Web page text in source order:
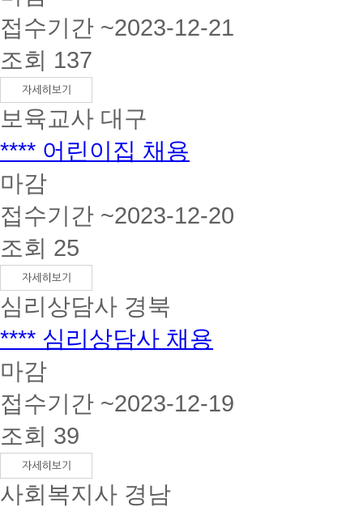
접수기간 ~2023-12-21
조회 137
보육교사 대구
**** 어린이집 채용
마감
접수기간 ~2023-12-20
조회 25
심리상담사 경북
**** 심리상담사 채용
마감
접수기간 ~2023-12-19
조회 39
사회복지사 경남